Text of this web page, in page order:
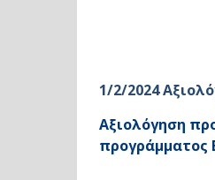
1/2/2024
Αξιολόγηση
προγράμματος